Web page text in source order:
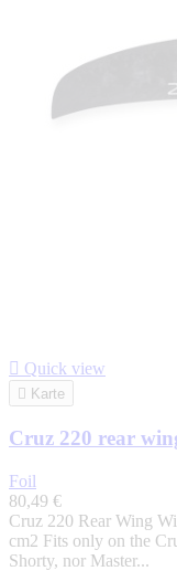
 Quick view
 Karte
Cruz 220 rear
Foil
80,49 €
Cruz 220 Rear Wing
cm2 Fits only on the
Shorty, nor Master...